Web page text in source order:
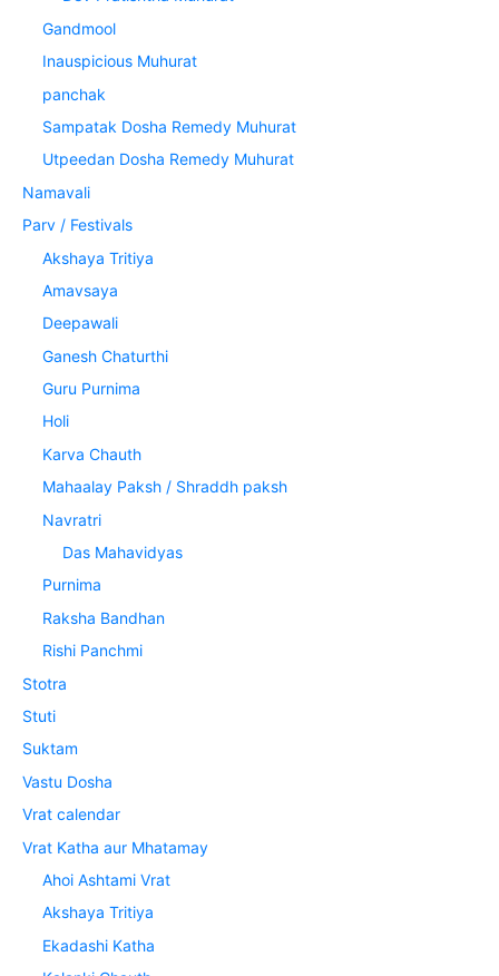
Gandmool
Inauspicious Muhurat
panchak
Sampatak Dosha Remedy Muhurat
Utpeedan Dosha Remedy Muhurat
Namavali
Parv / Festivals
Akshaya Tritiya
Amavsaya
Deepawali
Ganesh Chaturthi
Guru Purnima
Holi
Karva Chauth
Mahaalay Paksh / Shraddh paksh
Navratri
Das Mahavidyas
Purnima
Raksha Bandhan
Rishi Panchmi
Stotra
Stuti
Suktam
Vastu Dosha
Vrat calendar
Vrat Katha aur Mhatamay
Ahoi Ashtami Vrat
Akshaya Tritiya
Ekadashi Katha